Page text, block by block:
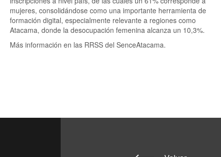
mujeres, consolidándose como una importante herramienta de
formación digital, especialmente relevante a regiones como
Atacama, donde la desocupación femenina alcanza un 10,3%.
Más información en las RRSS del SenceAtacama.